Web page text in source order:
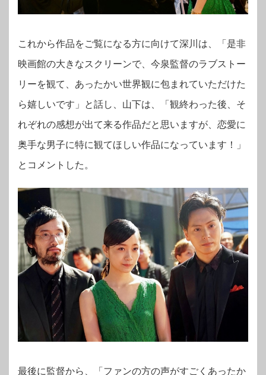
これから作品をご覧になる方に向けて深川は、「是非
映画館の大きなスクリーンで、今泉監督のラブストー
リーを観て、あったかい世界観に包まれていただけた
ら嬉しいです」と話し、山下は、「観終わった後、そ
れぞれの感想が出て来る作品だと思いますが、恋愛に
奥手な男子に特に観てほしい作品になっています！」
とコメントした。
最後に監督から、「ファンの方の声がすごくあったか